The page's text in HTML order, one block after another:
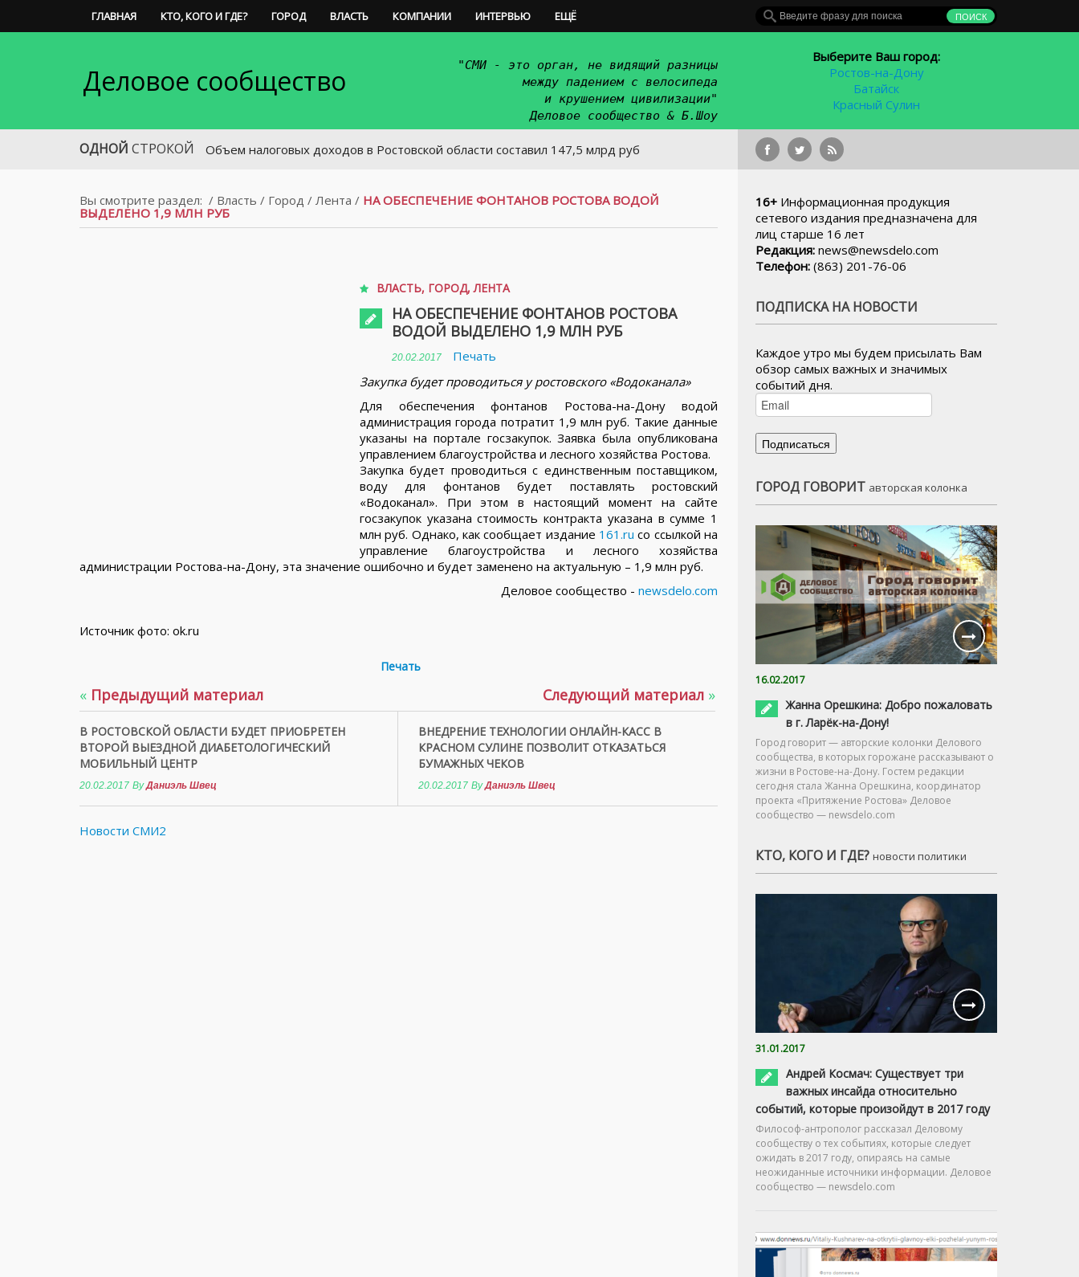
ГЛАВНАЯ КТО, КОГО И ГДЕ? ГОРОД ВЛАСТЬ КОМПАНИИ ИНТЕРВЬЮ ЕЩЁ
Деловое сообщество
"СМИ - это орган, не видящий разницы
между падением с велосипеда
и крушением цивилизации"
Деловое сообщество & Б.Шоу
Выберите Ваш город:
Ростов-на-Дону
Батайск
Красный Сулин
ОДНОЙ СТРОКОЙ
Объем налоговых доходов в Ростовской области составил 147,5 млрд руб
Вы смотрите раздел: / Власть / Город / Лента / НА ОБЕСПЕЧЕНИЕ ФОНТАНОВ РОСТОВА ВОДОЙ
ВЫДЕЛЕНО 1,9 МЛН РУБ
ВЛАСТЬ, ГОРОД,ЛЕНТА
НА ОБЕСПЕЧЕНИЕ ФОНТАНОВ РОСТОВА
ВОДОЙ ВЫДЕЛЕНО 1,9 МЛН РУБ
20.02.2017
Печать
Закупка будет проводиться у ростовского «Водоканала»
Для обеспечения фонтанов Ростова-на-Дону водой
администрация города потратит 1,9 млн руб. Такие данные
указаны на портале госзакупок. Заявка была опубликована
управлением благоустройства и лесного хозяйства Ростова.
Закупка будет проводиться с единственным поставщиком,
воду для фонтанов будет поставлять ростовский
«Водоканал». При этом в настоящий момент на сайте
госзакупок указана стоимость контракта указана в сумме 1
млн руб. Однако, как сообщает издание 161.ru со ссылкой на
управление благоустройства и лесного хозяйства
администрации Ростова-на-Дону, эта значение ошибочно и будет заменено на актуальную – 1,9 млн руб.
Деловое сообщество - newsdelo.com
Источник фото: ok.ru
Печать
« Предыдущий материал
В РОСТОВСКОЙ ОБЛАСТИ БУДЕТ ПРИОБРЕТЕН
ВТОРОЙ ВЫЕЗДНОЙ ДИАБЕТОЛОГИЧЕСКИЙ
МОБИЛЬНЫЙ ЦЕНТР
20.02.2017 ByДаниэль Швец
Следующий материал »
ВНЕДРЕНИЕ ТЕХНОЛОГИИ ОНЛАЙН-КАСС В
КРАСНОМ СУЛИНЕ ПОЗВОЛИТ ОТКАЗАТЬСЯ
БУМАЖНЫХ ЧЕКОВ
20.02.2017 ByДаниэль Швец
Новости СМИ2
16+ Информационная продукция
сетевого издания предназначена для
лиц старше 16 лет
Редакция: news@newsdelo.com
Телефон: (863) 201-76-06
ПОДПИСКА НА НОВОСТИ
Каждое утро мы будем присылать Вам
обзор самых важных и значимых
событий дня.
ГОРОД ГОВОРИТ авторская колонка
16.02.2017
Жанна Орешкина: Добро пожаловать
в г. Ларёк-на-Дону!
Город говорит — авторские колонки Делового
сообщества, в которых горожане рассказывают о
жизни в Ростове-на-Дону. Гостем редакции
сегодня стала Жанна Орешкина, координатор
проекта «Притяжение Ростова» Деловое
сообщество — newsdelo.com
КТО, КОГО И ГДЕ? новости политики
31.01.2017
Андрей Космач: Существует три
важных инсайда относительно
событий, которые произойдут в 2017 году
Философ-антрополог рассказал Деловому
сообществу о тех событиях, которые следует
ожидать в 2017 году, опираясь на самые
неожиданные источники информации. Деловое
сообщество — newsdelo.com